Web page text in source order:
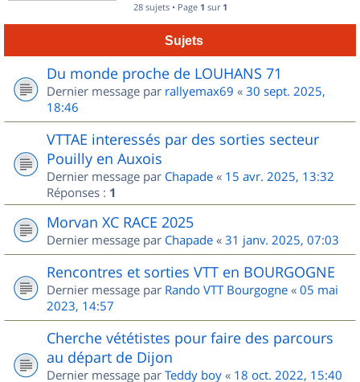
28 sujets • Page 1 sur 1
Sujets
Du monde proche de LOUHANS 71
Dernier message par rallyemax69 « 30 sept. 2025,
18:46
VTTAE interessés par des sorties secteur
Pouilly en Auxois
Dernier message par Chapade « 15 avr. 2025, 13:32
Réponses : 1
Morvan XC RACE 2025
Dernier message par Chapade « 31 janv. 2025, 07:03
Rencontres et sorties VTT en BOURGOGNE
Dernier message par Rando VTT Bourgogne « 05 mai
2023, 14:57
Cherche vététistes pour faire des parcours
au départ de Dijon
Dernier message par Teddy boy « 18 oct. 2022, 15:40